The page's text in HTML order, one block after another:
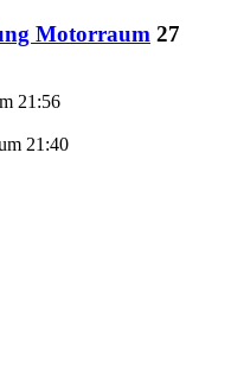
Motorraum 27
21:56
21:40